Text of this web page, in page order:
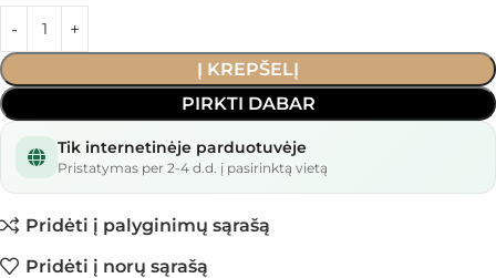
Į KREPŠELĮ
PIRKTI DABAR
Tik internetinėje parduotuvėje
Pristatymas per 2-4 d.d. į pasirinktą vietą
Pridėti į palyginimų sąrašą
Pridėti į norų sąrašą